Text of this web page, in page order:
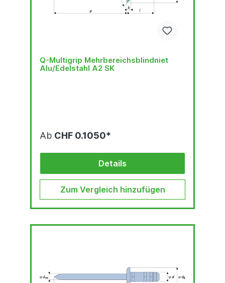
Q-Multigrip Mehrbereichsblindniet
Alu/Edelstahl A2 SK
Ab CHF 0.1050*
Details
Zum Vergleich hinzufügen